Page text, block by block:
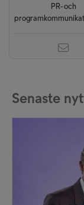
PR- och
Senaste